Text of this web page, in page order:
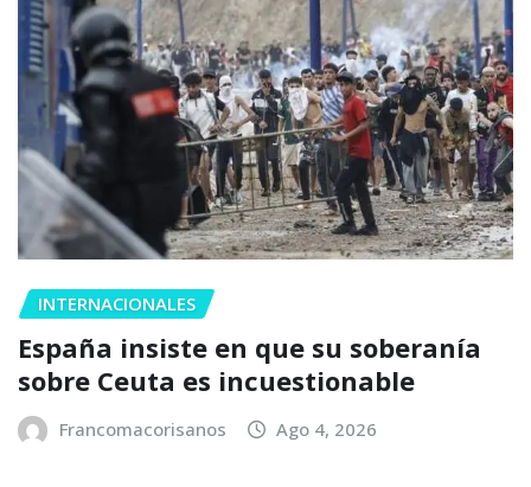
INTERNACIONALES
España insiste en que su soberanía
sobre Ceuta es incuestionable
Francomacorisanos Ago 4, 2026